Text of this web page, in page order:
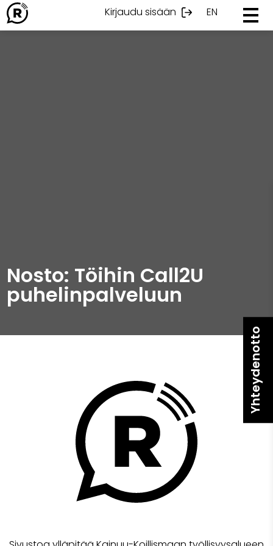
Ohita
sisältöön
Kirjaudu sisään EN
Nosto: Töihin Call2U
puhelinpalveluun
Yhteydenotto